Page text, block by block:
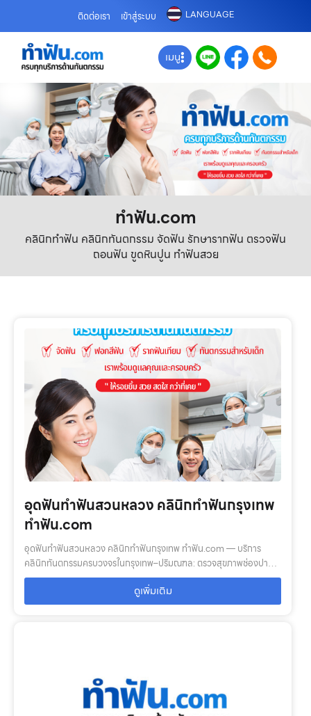
ติดต่อเรา เข้าสู่ระบบ LANGUAGE
เมนู
ทําฟัน.com
คลินิกทำฟัน คลินิกทันตกรรม จัดฟัน รักษารากฟัน ตรวจฟัน
ถอนฟัน ขูดหินปูน ทำฟันสวย
อุดฟันทำฟันสวนหลวง คลินิกทำฟันกรุงเทพ
ทำฟัน.com
อุดฟันทำฟันสวนหลวง คลินิกทำฟันกรุงเทพ ทำฟัน.com — บริการ
คลินิกทันตกรรมครบวงจรในกรุงเทพ–ปริมณฑล: ตรวจสุขภาพช่องปาก,
จัดฟัน, รากฟันเทียม, ฟอกสีฟัน, ฟันปลอม พร้อมทีมทันตแพทย์เฉพาะทาง
ดูเพิ่มเติม